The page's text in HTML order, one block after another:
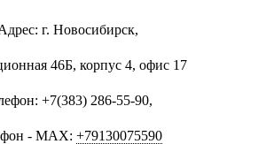
г. Новосибирск,
46Б, корпус 4, офис 17
+7(383) 286-55-90,
- MAX: +79130075590